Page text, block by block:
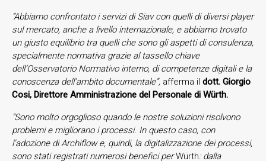
“Abbiamo confrontato i servizi di Siav con quelli di diversi player
sul mercato, anche a livello internazionale, e abbiamo trovato
un giusto equilibrio tra quelli che sono gli aspetti di consulenza,
specialmente normativa grazie al tassello chiave
dell’Osservatorio Normativo interno, di competenze digitali e la
conoscenza dell’ambito documentale”, afferma il dott. Giorgio
Cosi, Direttore Amministrazione del Personale di Würth.
“Sono molto orgoglioso quando le nostre soluzioni risolvono
problemi e migliorano i processi. In questo caso, con
l’adozione di Archiflow e, quindi, la digitalizzazione dei processi,
sono stati registrati numerosi benefici perWürth: dalla